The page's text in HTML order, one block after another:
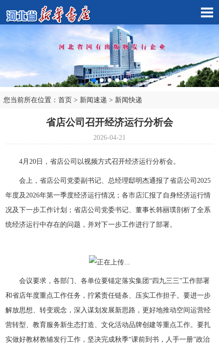
您当前所在位置： 首页 > 新闻速递 > 新闻快递
省店公司召开经济运行分析会
2026-04-21
4月20日，省店公司以视频方式召开经济运行分析会。
会上，省店公司党委副书记、总经理邸明杰通报了省店公司2025
年度及2026年第一季度经济运行情况；各市店汇报了自身经济运行情
况及下一步工作计划；省店公司党委书记、董事长韩丽璞剖析了全系
统经济运行中存在的问题，并对下一步工作进行了部署。
会议要求，各部门、各单位要锚定落实集团“四九三三”工作部署
和省店年度重点工作任务，拧紧责任链条、压实工作担子。要进一步
解放思想、转变观念，深入谋划发展新思路，更好地推动空间运营经
营转型、教育服务新生态打造、文化活动品牌创建等重点工作。要扎
实做好教材教辅发行工作，坚决完成秋季“课前到书，人手一册”政治